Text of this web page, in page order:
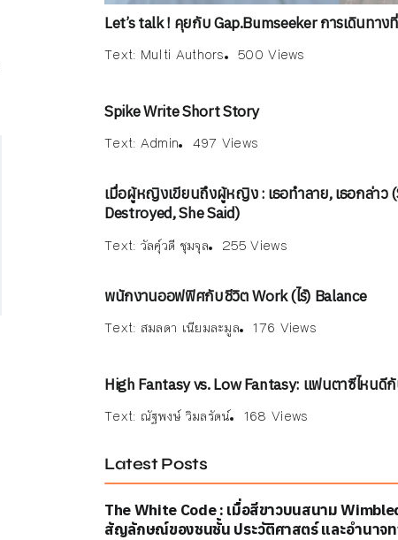
Let’s talk ! คุยกับ Gap.Bumseeker การเดินทาง
Text: Multi Authors 500 Views
Spike Write Short Story
Text: Admin 497 Views
เมื่อผู้หญิงเขียนถึงผู้หญิง : เธอทำลาย, เธอกล่าว
Destroyed, She Said)
Text: วัลคุ์วดี ชุมจุล 255 Views
พนักงานออฟฟิศกับชีวิต Work (ไร้) Balance
Text: สมลดา เนียมละมูล 176 Views
High Fantasy vs. Low Fantasy: แฟนตาซีไหนดี
Text: ณัฐพงษ์ วิมลรัตน์ 168 Views
Latest Posts
The White Code : เมื่อสีขาวบนสนาม
สัญลักษณ์ของชนชั้น ประวัติศาสตร์ และอำนาจ